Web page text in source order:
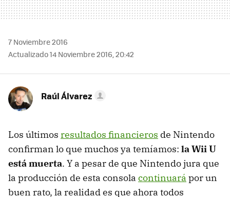
7 Noviembre 2016
Actualizado 14 Noviembre 2016, 20:42
Raúl Álvarez
Los últimos resultados financieros de Nintendo
confirman lo que muchos ya temíamos: la Wii U
está muerta. Y a pesar de que Nintendo jura que
la producción de esta consola continuará por un
buen rato, la realidad es que ahora todos